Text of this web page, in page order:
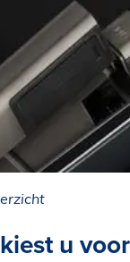
Reparatieplanner
private shopping
u